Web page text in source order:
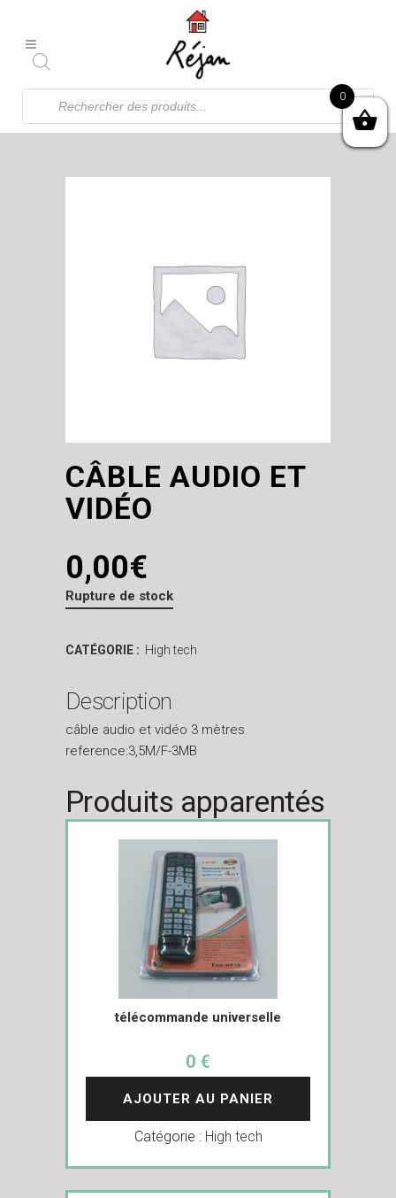
Recherche
produits
CÂBLE AUDIO ET
VIDÉO
0,00€
Rupture de stock
CATÉGORIE : High tech
Description
câble audio et vidéo 3 mètres
reference:3,5M/F-3MB
Produits apparentés
télécommande universelle
0 €
AJOUTER AU PANIER
Catégorie : High tech
0